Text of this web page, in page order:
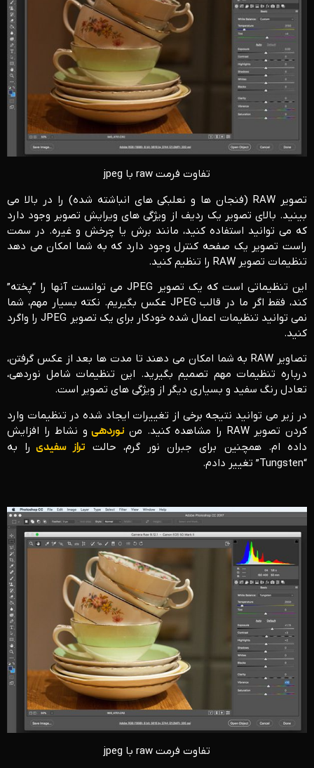
تفاوت فرمت raw با jpeg
تصویر RAW (فنجان ها و نعلبکی های انباشته شده) را در بالا می
بینید. بالای تصویر یک ردیف از ویژگی های ویرایش تصویر وجود دارد
که می توانید استفاده کنید، مانند برش یا چرخش و غیره. در سمت
راست تصویر یک صفحه کنترل وجود دارد که به شما امکان می دهد
تنظیمات تصویر RAW را تنظیم کنید.
این تنظیماتی است که یک تصویر JPEG می توانست آنها را “پخته”
کند، فقط اگر ما در قالب JPEG عکس بگیریم. نکته بسیار مهم، شما
نمی توانید تنظیمات اعمال شده خودکار برای یک تصویر JPEG را واگرد
کنید.
تصاویر RAW به شما امکان می دهند تا مدت ها بعد از عکس گرفتن،
درباره تنظیمات مهم تصمیم بگیرید. این تنظیمات شامل نوردهی،
تعادل رنگ سفید و بسیاری دیگر از ویژگی های تصویر است.
در زیر می توانید نتیجه برخی از تغییرات ایجاد شده در تنظیمات وارد
کردن تصویر RAW را مشاهده کنید. من
نوردهی و نشاط را افزایش
داده ام. همچنین برای جبران نور گرم، حالت تراز سفیدیرا به
“Tungsten” تغییر دادم.
تفاوت فرمت raw با jpeg